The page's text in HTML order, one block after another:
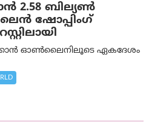
2.58 ബില്യൺ
ഷോപ്പിംഗ്
ഓണ്‍ലൈനിലൂടെ ഏകദേശം